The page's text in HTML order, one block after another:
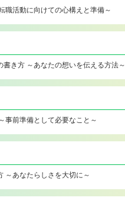
職活動に向けての心構えと準備～
書き方 ～あなたの想いを伝える方法～
事前準備として必要なこと～
～あなたらしさを大切に～